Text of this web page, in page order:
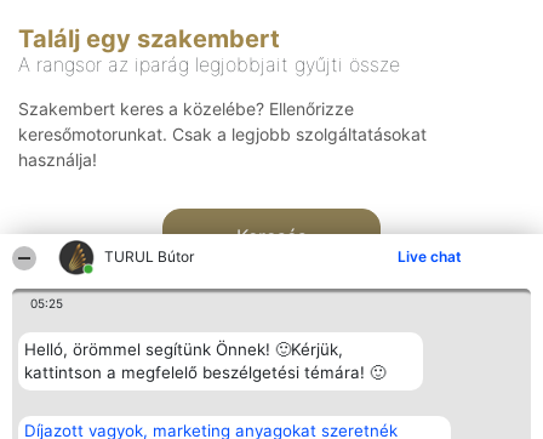
TURUL Bútor Live chat
05:25
Helló, örömmel segítünk Önnek! 🙂Kérjük,
kattintson a megfelelő beszélgetési témára! 🙂
Díjazott vagyok, marketing anyagokat szeretnék
Találj egy szakembert
A rangsor az iparág legjobbjait gyűjti össze
Szakembert keres a közelébe? Ellenőrizze
keresőmotorunkat. Csak a legjobb szolgáltatásokat
használja!
Keresés
Rangsorszervező
SC Beautiful Company S.R.L.
Népszavazás
Nyertesek
Elérhetőség
Elérhetőség